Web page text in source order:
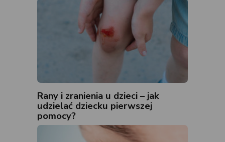
Rany i zranienia u dzieci – jak
udzielać dziecku pierwszej
pomocy?